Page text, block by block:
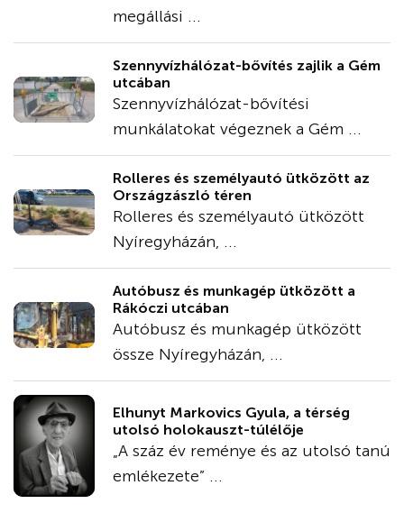
megállási ...
Szennyvízhálózat-bővítés zajlik a Gém
utcában
Szennyvízhálózat-bővítési
munkálatokat végeznek a Gém ...
Rolleres és személyautó ütközött az
Országzászló téren
Rolleres és személyautó ütközött
Nyíregyházán, ...
Autóbusz és munkagép ütközött a
Rákóczi utcában
Autóbusz és munkagép ütközött
össze Nyíregyházán, ...
Elhunyt Markovics Gyula, a térség
utolsó holokauszt-túlélője
„A száz év reménye és az utolsó tanú
emlékezete” ...